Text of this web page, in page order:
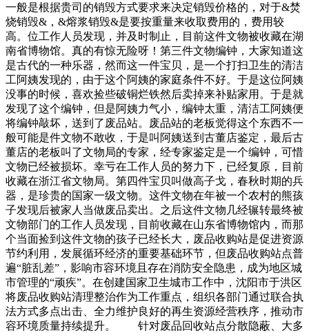
一般是根据贵司的销毁方式要求来决定销毁价格的，对于&焚
烧销毁&，&熔浆销毁&是要按重量来收取费用的，费用较
高。位工作人员发现，并及时制止，目前这件文物被收藏在湖
南省博物馆。真的有惊无险呀！第三件文物编钟，大家知道这
是古代的一种乐器，然而这一件宝贝，是一个打扫卫生的清洁
工阿姨发现的，由于这个阿姨的家庭条件不好。于是这位阿姨
没事的时候，喜欢捡些破铜烂铁然后卖掉来补贴家用。于是就
发现了这个编钟，但是阿姨力气小，编钟太重，清洁工阿姨便
将编钟敲坏，送到了废品站。废品站的老板觉得这个东西不一
般可能是件文物不敢收，于是叫阿姨送到古董店鉴定，最后古
董店的老板叫了文物局的专家，经专家鉴定是一个编钟，可惜
文物已经被损坏。幸亏在工作人员的努力下，已经复原，目前
收藏在浙江省文物局。第四件宝贝叫做高子戈，春秋时期的兵
器，是珍贵的国家一级文物。这件文物在年被一个农村的熊孩
子发现后被家人当做废品卖出。之后这件文物几经辗转最终被
文物部门的工作人员发现，目前收藏在山东省博物馆内，而那
个当面捡到这件文物的孩子已经长大，废品收购站是促进资源
节约利用，发展循环经济的重要基础环节，但废品收购站点普
遍“脏乱差”，影响市容环境且存在消防安全隐患，成为地区城
市管理的“顽疾”。在创建国家卫生城市工作中，沈阳市于洪区
将废品收购站清理整治作为工作重点，组织各部门通过联合执
法方式多点出击、全力维护良好的再生资源经营秩序，推动市
容环境质量持续提升。 针对废品回收站点分散隐蔽、大多